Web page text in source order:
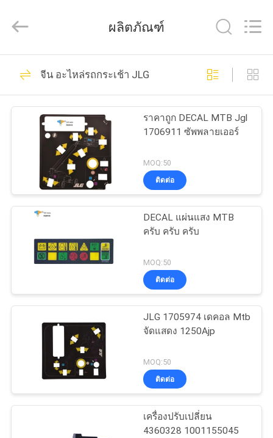
บ้าน
สินค้า
เกี่ยว
ทัวร์
โรงงาน
ควบคุม
คุณภาพ
Reserved.
การควบคุมลิฟต์ทาง
อากาศ
51
กล่องควบคุม Scissor
Lift
77
แกนจอยสติ๊ก
คอนโทรลเลอร์
ผลิตภัณฑ์
จีน อะไหล่รถกระเช้า JLG
ราคาถูก DECAL MTB Jgl
1706911 ซัพพลายเออร์
MOQ:50
ติดต่อ
DECAL แผ่นแสง MTB
ครับ ครับ ครับ
MOQ:50
ติดต่อ
JLG 1705974 เดคอล Mtb
จัดแสดง 1250Ajp
MOQ:50
ติดต่อ
เครื่องปรับเปลี่ยน
4360328 1001155045